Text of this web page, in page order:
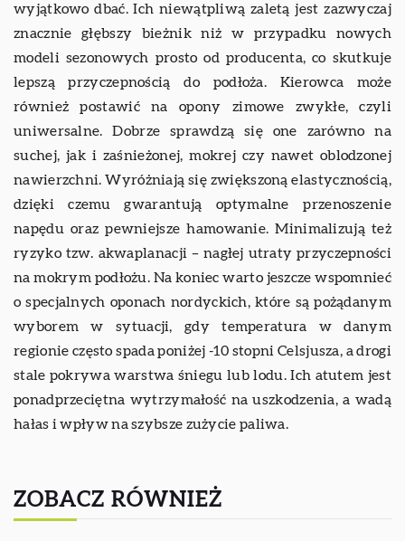
wyjątkowo dbać. Ich niewątpliwą zaletą jest zazwyczaj
znacznie głębszy bieżnik niż w przypadku nowych
modeli sezonowych prosto od producenta, co skutkuje
lepszą przyczepnością do podłoża. Kierowca może
również postawić na opony zimowe zwykłe, czyli
uniwersalne. Dobrze sprawdzą się one zarówno na
suchej, jak i zaśnieżonej, mokrej czy nawet oblodzonej
nawierzchni. Wyróżniają się zwiększoną elastycznością,
dzięki czemu gwarantują optymalne przenoszenie
napędu oraz pewniejsze hamowanie. Minimalizują też
ryzyko tzw. akwaplanacji – nagłej utraty przyczepności
na mokrym podłożu. Na koniec warto jeszcze wspomnieć
o specjalnych oponach nordyckich, które są pożądanym
wyborem w sytuacji, gdy temperatura w danym
regionie często spada poniżej -10 stopni Celsjusza, a drogi
stale pokrywa warstwa śniegu lub lodu. Ich atutem jest
ponadprzeciętna wytrzymałość na uszkodzenia, a wadą
hałas i wpływ na szybsze zużycie paliwa.
ZOBACZ RÓWNIEŻ